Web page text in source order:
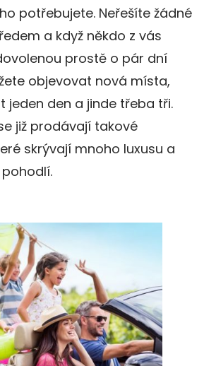
potřebujete. Neřešíte žádné
a když někdo z vás
prostě o pár dní
objevovat nová místa,
jeden den a jinde třeba tři.
již prodávají takové
skrývají mnoho luxusu a